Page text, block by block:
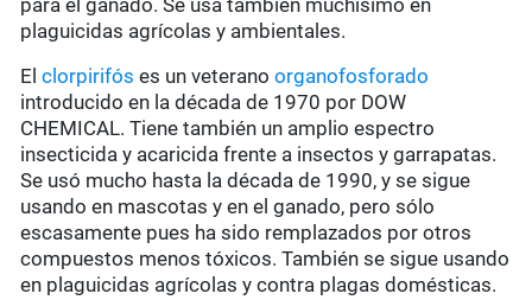
para el ganado. Se usa también muchísimo en
plaguicidas agrícolas y ambientales.
Elclorpirifós es un veteranoorganofosforado
introducido en la década de 1970 por DOW
CHEMICAL. Tiene también un amplio espectro
insecticida y acaricida frente a insectos y garrapatas.
Se usó mucho hasta la década de 1990, y se sigue
usando en mascotas y en el ganado, pero sólo
escasamente pues ha sido remplazados por otros
compuestos menos tóxicos. También se sigue usando
en plaguicidas agrícolas y contra plagas domésticas.